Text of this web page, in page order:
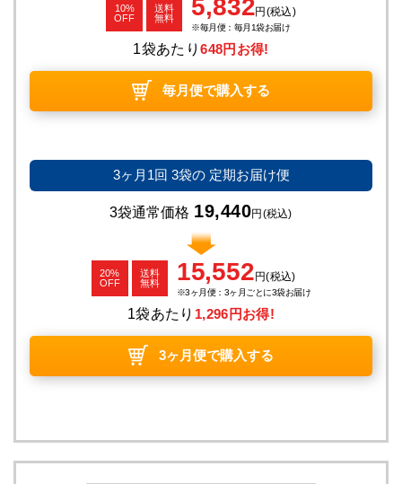
10%
OFF
送料
無料
5,832円 (税込)
毎月便：毎月1袋お届け
1袋あたり648円お得!
毎月便で購入する
3ヶ月1回 3袋の定期お届け便
3袋通常価格 19,440円(税込)
20%
OFF
送料
無料
15,552円(税込)
3ヶ月便：3ヶ月ごとに3袋お届け
1袋あたり 1,296円お得!
3ヶ月便で購入する